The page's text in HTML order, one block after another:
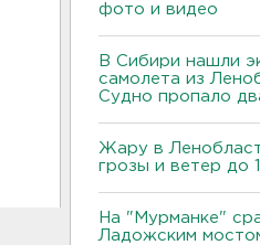
фото и видео
В Сибири нашли
самолета из
Судно пропало
Жару в
грозы и ветер до
На "Мурманке"
Ладожским